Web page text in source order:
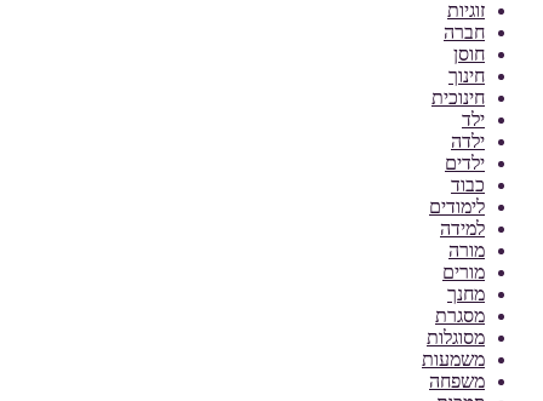
זוגיות
חברה
חוסן
חינוך
חינוכית
ילד
ילדה
ילדים
כבוד
לימודים
למידה
מורה
מורים
מחנך
מסגרת
מסוגלות
משמעות
משפחה